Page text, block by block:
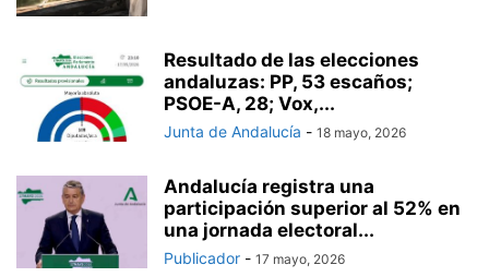
Resultado de las elecciones
andaluzas: PP, 53 escaños;
PSOE-A, 28; Vox,...
Junta de Andalucía - 18 mayo, 2026
Andalucía registra una
participación superior al 52% en
una jornada electoral...
Publicador - 17 mayo, 2026